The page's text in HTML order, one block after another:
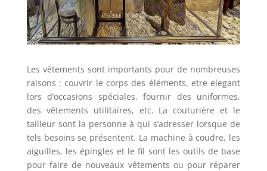
Les vêtements sont importants pour de nombreuses
raisons : couvrir le corps des éléments, etre elegant
lors d’occasions spéciales, fournir des uniformes,
des vêtements utilitaires, etc. La couturière et le
tailleur sont la personne à qui s’adresser lorsque de
tels besoins se présentent. La machine à coudre, les
aiguilles, les épingles et le fil sont les outils de base
pour faire de nouveaux vêtements ou pour réparer